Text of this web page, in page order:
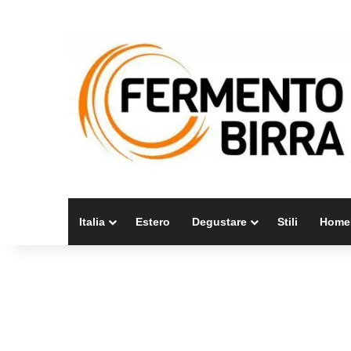
Italia Estero Degustare Stili